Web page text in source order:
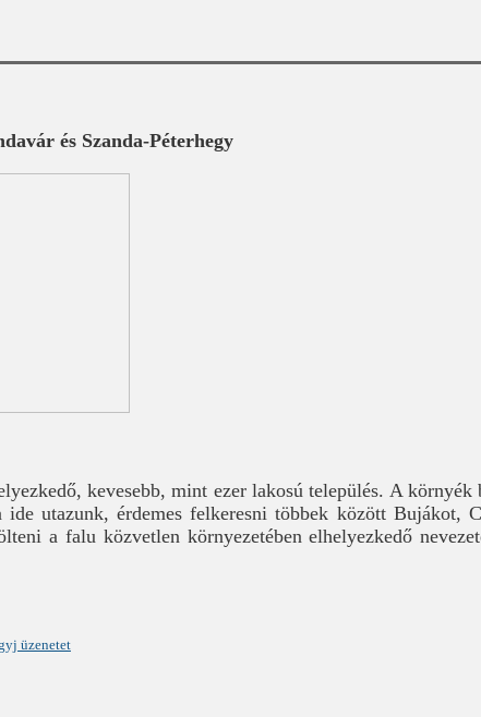
és Szanda-Péterhegy
kevesebb, mint ezer lakosú település. A
utazunk, érdemes felkeresni többek között Bujákot,
a falu közvetlen környezetében elhelyezkedő
üzenetet